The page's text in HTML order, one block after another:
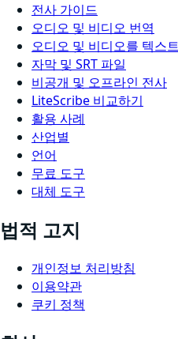
전사 가이드
오디오 및 비디오 번역
오디오 및 비디오를 텍스
자막 및 SRT 파일
비공개 및 오프라인 전사
LiteScribe 비교하기
활용 사례
산업별
언어
무료 도구
대체 도구
법적 고지
개인정보 처리방침
이용약관
쿠키 정책